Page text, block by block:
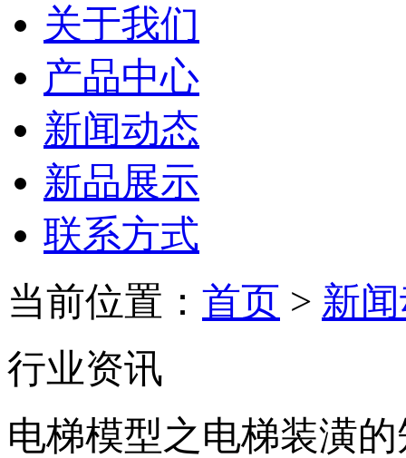
关于我们
产品中心
新闻动态
新品展示
联系方式
当前位置： 首页 > 新
行业资讯
电梯模型之电梯装潢